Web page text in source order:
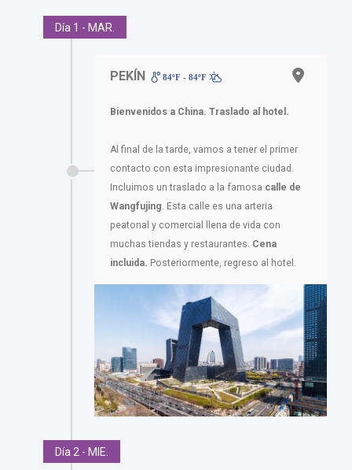
Día 1 - MAR.
PEKÍN 84ºF - 84ºF
Bienvenidos a China. Traslado al hotel.
Al final de la tarde, vamos a tener el primer
contacto con esta impresionante ciudad.
Incluimos un traslado a la famosa calle de
Wangfujing. Esta calle es una arteria
peatonal y comercial llena de vida con
muchas tiendas y restaurantes. Cena
incluida. Posteriormente, regreso al hotel.
Día 2 - MIE.